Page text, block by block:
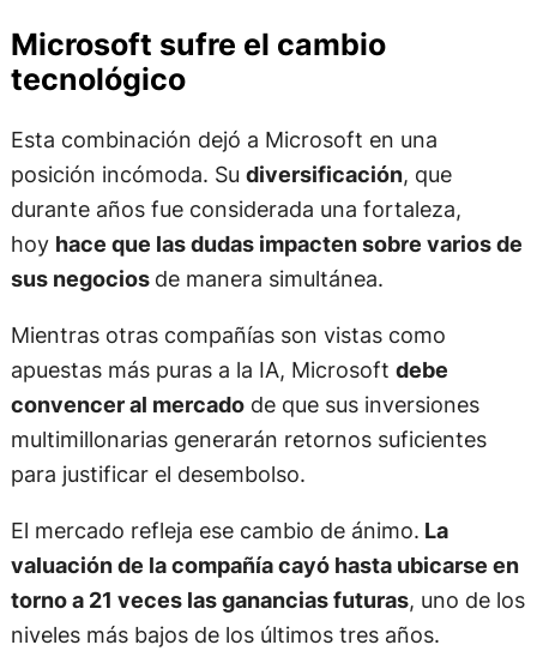
Microsoft sufre el cambio
tecnológico
Esta combinación dejó a Microsoft en una
posición incómoda. Su diversificación, que
durante años fue considerada una fortaleza,
hoy hace que las dudas impacten sobre varios de
sus negocios de manera simultánea.
Mientras otras compañías son vistas como
apuestas más puras a la IA, Microsoft debe
convencer al mercadode que sus inversiones
multimillonarias generarán retornos suficientes
para justificar el desembolso.
El mercado refleja ese cambio de ánimo. La
valuación de la compañía cayó hasta ubicarse en
torno a 21 veces las ganancias futuras, uno de los
niveles más bajos de los últimos tres años.